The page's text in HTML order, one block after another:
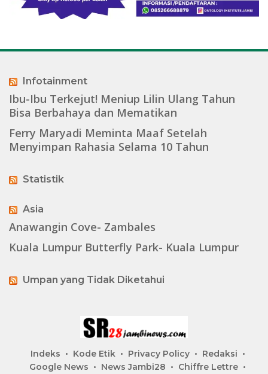
Infotainment
Ibu-Ibu Terkejut! Meniup Lilin Ulang Tahun
Bisa Berbahaya dan Mematikan
Ferry Maryadi Meminta Maaf Setelah
Menyimpan Rahasia Selama 10 Tahun
Statistik
Asia
Anawangin Cove- Zambales
Kuala Lumpur Butterfly Park- Kuala Lumpur
Umpan yang Tidak Diketahui
Indeks Kode Etik Privacy Policy
Redaksi
Google News
News Jambi28 Chiffre Lettre